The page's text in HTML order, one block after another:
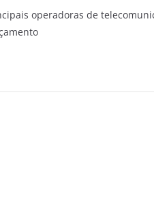
operadoras de